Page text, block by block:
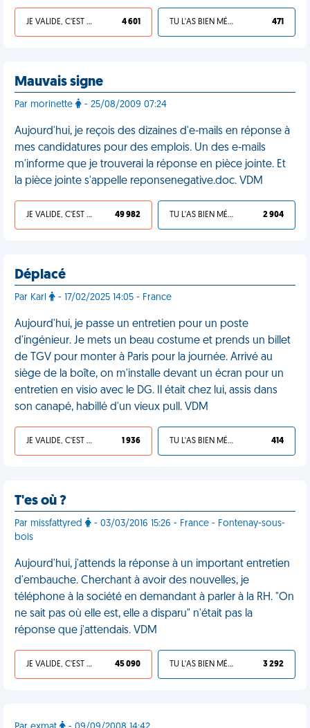
JE VALIDE, C'EST UNE VDM 4 601 TU L'AS BIEN MÉRITÉ 471
Mauvais signe
Par morinette - 25/08/2009 07:24
Aujourd'hui, je reçois des dizaines d'e-mails en réponse à
mes candidatures pour des emplois. Un des e-mails
m'informe que je trouverai la réponse en pièce jointe. Et
la pièce jointe s'appelle reponsenegative.doc. VDM
JE VALIDE, C'EST UNE VDM 49 982 TU L'AS BIEN MÉRITÉ 2 904
Déplacé
Par Karl - 17/02/2025 14:05 - France
Aujourd'hui, je passe un entretien pour un poste
d'ingénieur. Je mets un beau costume et prends un billet
de TGV pour monter à Paris pour la journée. Arrivé au
siège de la boîte, on m'installe devant un écran pour un
entretien en visio avec le DG. Il était chez lui, assis dans
son canapé, habillé d'un vieux pull. VDM
JE VALIDE, C'EST UNE VDM 1 936 TU L'AS BIEN MÉRITÉ 414
T'es où ?
Par missfattyred
- 03/03/2016 15:26 - France - Fontenay-sous-
bois
Aujourd'hui, j'attends la réponse à un important entretien
d'embauche. Cherchant à avoir des nouvelles, je
téléphone à la société en demandant à parler à la RH. "On
ne sait pas où elle est, elle a disparu" n'était pas la
réponse que j'attendais. VDM
JE VALIDE, C'EST UNE VDM 45 090 TU L'AS BIEN MÉRITÉ 3 292